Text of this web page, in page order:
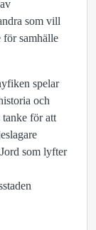
som vill
för samhälle
spelar
och
tanke för att
som lyfter